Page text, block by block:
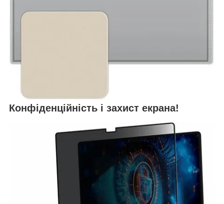
Конфіденційність і захист екрана!